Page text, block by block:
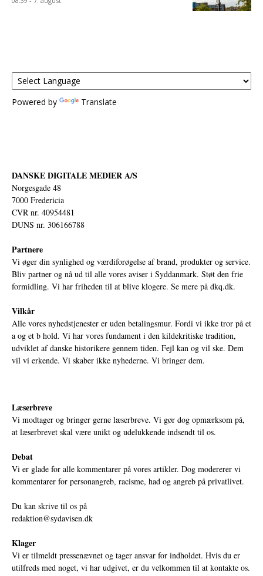
Powered by Translate
DANSKE DIGITALE MEDIER A/S
Norgesgade 48
7000 Fredericia
CVR nr. 40954481
DUNS nr. 306166788
Partnere
Vi øger din synlighed og værdiforøgelse af brand, produkter og service.
Bliv partner og nå ud til alle vores aviser i Syddanmark. Støt den frie
formidling. Vi har friheden til at blive klogere. Se mere på dkq.dk.
Vilkår
Alle vores nyhedstjenester er uden betalingsmur. Fordi vi ikke tror på et
a og et b hold. Vi har vores fundament i den kildekritiske tradition,
udviklet af danske historikere gennem tiden. Fejl kan og vil ske. Dem
vil vi erkende. Vi skaber ikke nyhederne. Vi bringer dem.
Læserbreve
Vi modtager og bringer gerne læserbreve. Vi gør dog opmærksom på,
at læserbrevet skal være unikt og udelukkende indsendt til os.
Debat
Vi er glade for alle kommentarer på vores artikler. Dog modererer vi
kommentarer for personangreb, racisme, had og angreb på privatlivet.
Du kan skrive til os på
redaktion@sydavisen.dk
Klager
Vi er tilmeldt pressenævnet og tager ansvar for indholdet. Hvis du er
utilfreds med noget, vi har udgivet, er du velkommen til at kontakte os.